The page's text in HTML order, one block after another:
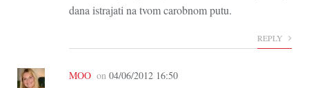
dana istrajati na tvom carobnom putu.
REPLY
MOO on 04/06/2012 16:50